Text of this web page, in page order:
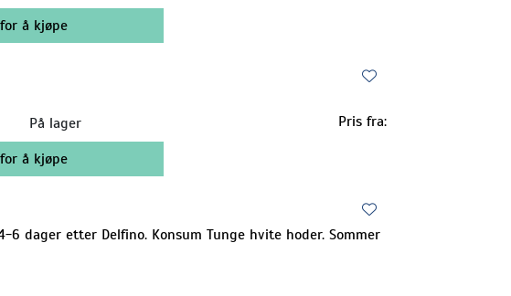
å kjøpe
På lager Pris fra:
å kjøpe
dager etter Delfino. Konsum Tunge hvite hoder. Sommer